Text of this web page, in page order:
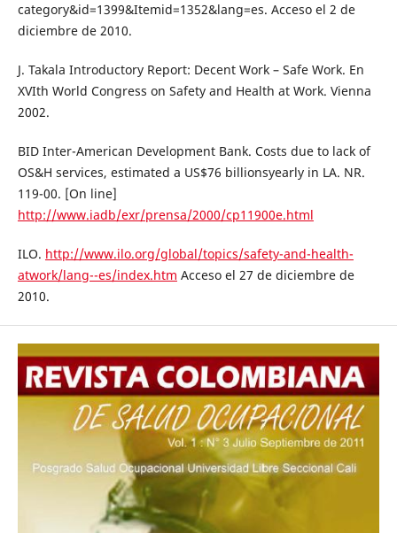
category&id=1399&Itemid=1352&lang=es. Acceso el 2 de
diciembre de 2010.
J. Takala Introductory Report: Decent Work – Safe Work. En
XVIth World Congress on Safety and Health at Work. Vienna
2002.
BID Inter-American Development Bank. Costs due to lack of
OS&H services, estimated a US$76 billionsyearly in LA. NR.
119-00. [On line]
http://www.iadb/exr/prensa/2000/cp11900e.html
ILO. http://www.ilo.org/global/topics/safety-and-health-
atwork/lang--es/index.htm Acceso el 27 de diciembre de
2010.